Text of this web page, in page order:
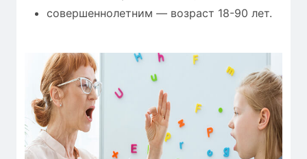
совершеннолетним — возраст 18-90 лет.